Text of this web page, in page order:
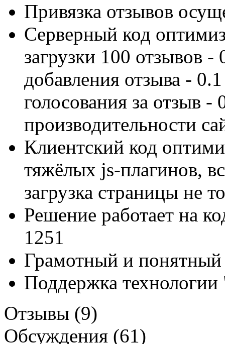
Привязка отзывов
Серверный код
загрузки 100 отзывов
добавления отзыва -
голосования за отзыв
производительности
Клиентский код
тяжёлых js-плагинов,
загрузка страницы не
Решение работает на
1251
Грамотный и понятный
Поддержка
Отзывы (9)
Обсуждения (61)